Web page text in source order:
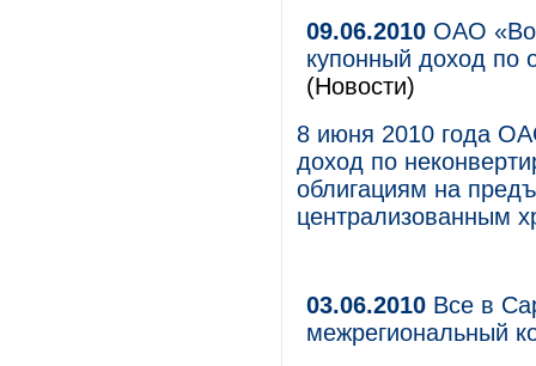
09.06.2010 ОАО
купонный доход по
(Новости)
8 июня 2010 года
доход по
облигациям на
централизованным
03.06.2010 Все в
межрегиональный